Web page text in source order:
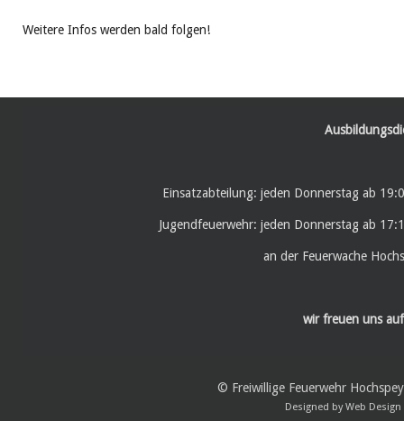
Weitere Infos werden bald folgen!
Einsatzabteilung: jeden Donnerstag ab
Jugendfeuerwehr: jeden Donnerstag ab
an der Feuerwache
wir freuen uns
© Freiwillige Feuerwehr
Designed byWeb Design